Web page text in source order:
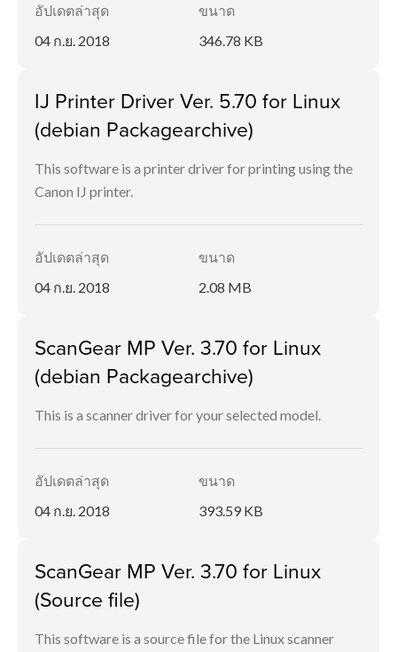
อัปเดตล่าสุด
04 ก.ย. 2018
ขนาด
346.78 KB
IJ Printer Driver Ver. 5.70 for Linux
(debian Packagearchive)
This software is a printer driver for printing using the
Canon IJ printer.
อัปเดตล่าสุด
04 ก.ย. 2018
ขนาด
2.08 MB
ScanGear MP Ver. 3.70 for Linux
(debian Packagearchive)
This is a scanner driver for your selected model.
อัปเดตล่าสุด
04 ก.ย. 2018
ขนาด
393.59 KB
ScanGear MP Ver. 3.70 for Linux
(Source file)
This software is a source file for the Linux scanner